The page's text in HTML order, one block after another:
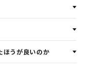
ほうが良いのか